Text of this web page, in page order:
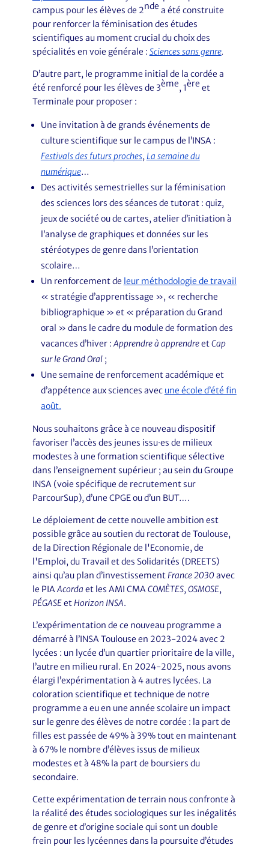
campus pour les élèves de 2nde a été construite
pour renforcer la féminisation des études
scientifiques au moment crucial du choix des
spécialités en voie générale : Sciences sans genre.
D’autre part, le programme initial de la cordée a
été renforcé pour les élèves de 3ème, 1ère et
Terminale pour proposer :
Une invitation à de grands événements de
culture scientifique sur le campus de l’INSA :
Festivals des futurs proches, La semaine du
numérique…
Des activités semestrielles sur la féminisation
des sciences lors des séances de tutorat : quiz,
jeux de société ou de cartes, atelier d’initiation à
l’analyse de graphiques et données sur les
stéréotypes de genre dans l’orientation
scolaire…
Un renforcement de leur méthodologie de travail
« stratégie d’apprentissage », « recherche
bibliographique » et « préparation du Grand
oral » dans le cadre du module de formation des
vacances d’hiver :Apprendre à apprendreetCap
sur le Grand Oral;
Une semaine de renforcement académique et
d’appétence aux sciences avec une école d’été fin
août.
Nous souhaitons grâce à ce nouveau dispositif
favoriser l’accès des jeunes issu·es de milieux
modestes à une formation scientifique sélective
dans l’enseignement supérieur ; au sein du Groupe
INSA (voie spécifique de recrutement sur
ParcourSup), d’une CPGE ou d’un BUT….
Le déploiement de cette nouvelle ambition est
possible grâce au soutien du rectorat de Toulouse,
de la Direction Régionale de l'Economie, de
l'Emploi, du Travail et des Solidarités (DREETS)
ainsi qu’au plan d’investissementFrance 2030avec
le PIAAcorda et les AMI CMACOMÈTES, OSMOSE,
PÉGASEetHorizon INSA.
L’expérimentation de ce nouveau programme a
démarré à l’INSA Toulouse en 2023-2024 avec 2
lycées : un lycée d’un quartier prioritaire de la ville,
l’autre en milieu rural. En 2024-2025, nous avons
élargi l’expérimentation à 4 autres lycées. La
coloration scientifique et technique de notre
programme a eu en une année scolaire un impact
sur le genre des élèves de notre cordée : la part de
filles est passée de 49% à 39% tout en maintenant
à 67% le nombre d’élèves issus de milieux
modestes et à 48% la part de boursiers du
secondaire.
Cette expérimentation de terrain nous confronte à
la réalité des études sociologiques sur les inégalités
de genre et d’origine sociale qui sont un double
frein pour les lycéennes dans la poursuite d’études